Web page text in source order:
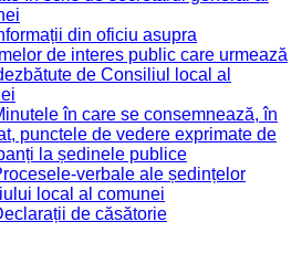
din oficiu asupra
de interes public care urmează
de Consiliul local al
în care se consemnează, în
punctele de vedere exprimate de
la ședinele publice
verbale ale ședințelor
local al comunei
de căsătorie